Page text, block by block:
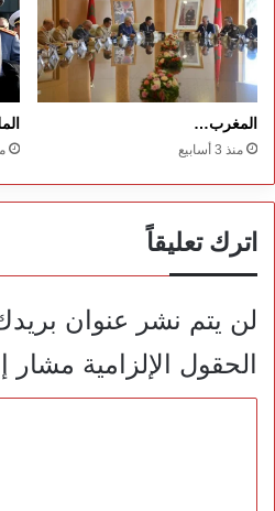
المغرب…
منذ 3 أسابيع
اترك تعليقاً
لن يتم نشر عنوان
الحقول الإلزامية مشار